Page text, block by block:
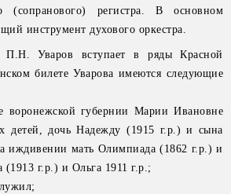
(сопранового) регистра. В основном
инструмент духового оркестра.
Уваров вступает в ряды Красной
билете Уварова имеются следующие
воронежской губернии Марии Ивановне
детей, дочь Надежду (1915 г.р.) и сына
иждивении мать Олимпиада (1862 г.р.) и
г.р.) и Ольга 1911 г.р.;